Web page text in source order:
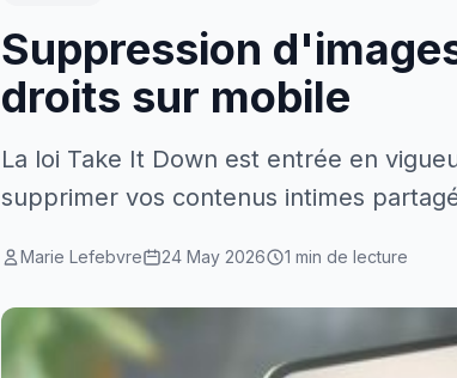
Suppression
droits sur mobile
La loi Take It Down est entrée en
supprimer vos contenus intimes
Marie Lefebvre 24 May 2026 1 min de lecture